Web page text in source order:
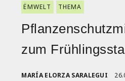
ËMWELT THEMA
zum
MARÍA ELORZA SARALEGUI